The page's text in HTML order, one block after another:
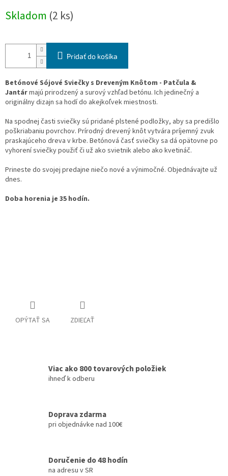
cena:
Skladom (2 ks)
Pridať do košíka
Betónové Sójové Sviečky s Dreveným Knôtom - Patčula &
Jantármajú prirodzený a surový vzhľad betónu. Ich jedinečný a
originálny dizajn sa hodí do akejkoľvek miestnosti.
Na spodnej časti sviečky sú pridané plstené podložky, aby sa predišlo
poškriabaniu povrchov. Prírodný drevený knôt vytvára príjemný zvuk
praskajúceho dreva v krbe. Betónová časť sviečky sa dá opätovne po
vyhorení sviečky použiť či už ako svietnik alebo ako kvetináč.
Prineste do svojej predajne niečo nové a výnimočné. Objednávajte už
dnes.
Doba horenia je 35 hodín.
OPÝTAŤ SA ZDIEĽAŤ
Viac ako 800 tovarových položiek
ihneď k odberu
Doprava zdarma
pri objednávke nad 100€
Doručenie do 48 hodín
na adresu v SR